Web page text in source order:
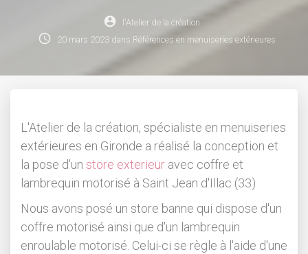
account_circle l'Atelier de la création
schedule 20 mars 2023 dans Références en menuiseries extérieures
L'Atelier de la création, spécialiste en menuiseries
extérieures en Gironde a réalisé la conception et
la pose d'un store exterieur avec coffre et
lambrequin motorisé à Saint Jean d'Illac (33)
Nous avons posé un store banne qui dispose d'un
coffre motorisé ainsi que d'un lambrequin
enroulable motorisé. Celui-ci se règle à l'aide d'une